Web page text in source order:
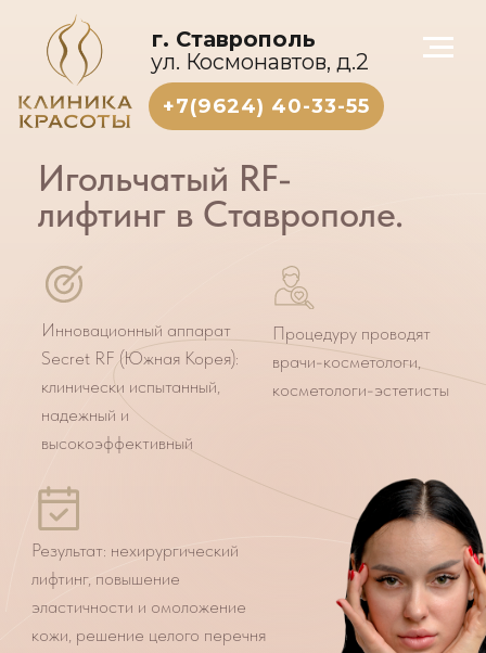
г. Ставрополь
ул. Космонавтов, д.2
+7(9624) 40-33-55
Записаться
Игольчатый RF-
Процедуру проводят
косметологи-эстетисты
Инновационный аппарат
клинически испытанный,
надежный и
Результат: нехирургический
лифтинг, повышение
эластичности и омоложение
кожи, решение целого перечня
на консультацию по процедуре